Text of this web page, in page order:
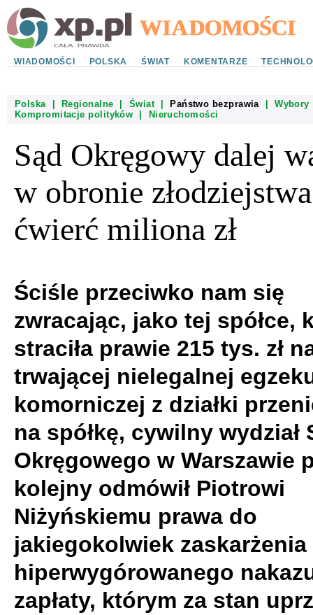
WIADOMOŚCI POLSKA ŚWIAT KOMENTARZE
Polska| Regionalne Świat| Państwo bezprawia|Wybory
Kompromitacje polityków
Nieruchomości
Sąd Okręgowy dalej
w obronie
ćwierć miliona zł
Ściśle przeciwko nam się
zwracając, jako tej spółce,
straciła prawie 215 tys. zł
trwającej nielegalnej
komorniczej z działki
na spółkę, cywilny wydział
Okręgowego w Warszawie
kolejny odmówił Piotrowi
Niżyńskiemu prawa do
jakiegokolwiek zaskarżenia
hiperwygórowanego
zapłaty, którym za stan